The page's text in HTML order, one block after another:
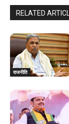
RELATED
राजनीति